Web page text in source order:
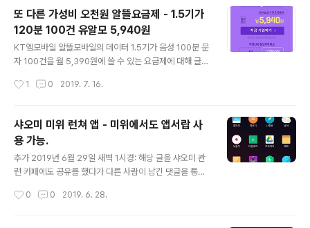
너무 마음에 드는데... Raspberry Pi Zero W @ 2019.
1.15 글이었다. 그러다가 최근에 사용을 해보려고 찾아보
니, 라즈비안 스트레치 (Raspbian Stretch) 였던 게 업그
레이드가 되어서 버스터(Raspbian Buster)가 라즈베리
파이 공식 홈페이지에 다운로드 페이지에 있는 것을 볼 수
페이지: https://www.r..
또 다른 가성비 오천원 알뜰요금제 - 1.5기가
120분 100건 유알모 5,940원
KT엠모바일 알뜰모바일의 데이터 1.5기가 음성 100분 문
자 100건을 월 5,390원에 쓸 수 있는 요금제에 대해 글을
00분 100건을 5,390원에, 가입시 월350MB를 또는 요
작년 말쯤에 글을 썼었지만, 해당 요금제가 나온지는 좀 된
걸로 보이는데, 그 무렵 다른 알뜰모바일 통신사--헬로모
바일과 유플알뜰모바일에서도 비슷한 요금제가 있었지만,
비슷한 가격인데 KT엠모바일보다 문자가 부족하거나, 데
이터가 부족하다보니, KT엠모바일 요금제가 인기가 상당
폰의 듀얼유심을(특히 샤오미 스마트폰) 이용하게 되면, 최
1 0 2019. 7. 16.
샤오미 미위 런쳐 앱 - 미위에서도 앱서랍 사
용 가능.
추가 2019년 6월 29일 새벽 1시경: 해당 글을 샤오미 관
련 카페에도 공유를 했다가 다른 사람이 남긴 댓글을 통해
게 되었다. Miui를 합쳐서 그냥 미위로 편하게 부르다보니,
0 0 2019. 6. 28.